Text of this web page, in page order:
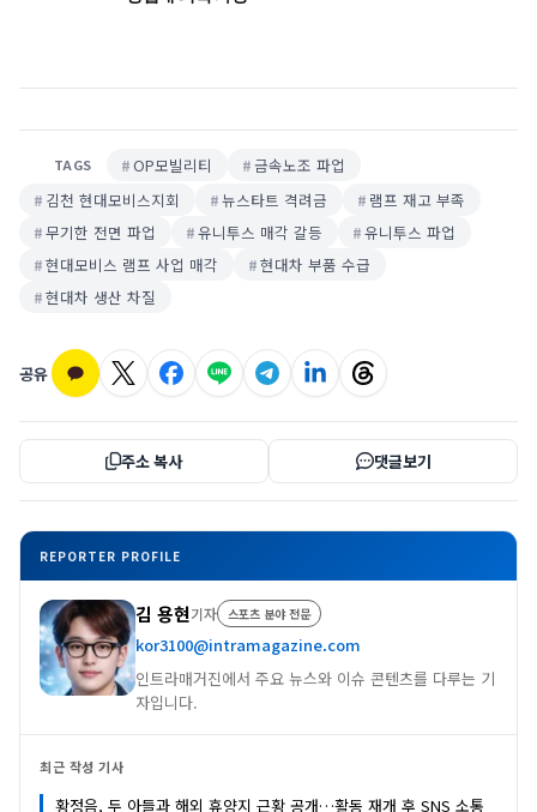
TAGS OP모빌리티
금속노조 파업
김천 현대모비스지회
뉴스타트 격려금
램프 재고 부족
무기한 전면 파업
유니투스 매각 갈등
유니투스 파업
현대모비스 램프 사업 매각
현대차 부품 수급
현대차 생산 차질
공유
주소 복사 댓글보기
REPORTER PROFILE
김 용현기자 스포츠 분야 전문
kor3100@intramagazine.com
인트라매거진에서 주요 뉴스와 이슈 콘텐츠를 다루는 기
자입니다.
최근 작성 기사
황정음, 두 아들과 해외 휴양지 근황 공개…활동 재개 후 SNS 소통